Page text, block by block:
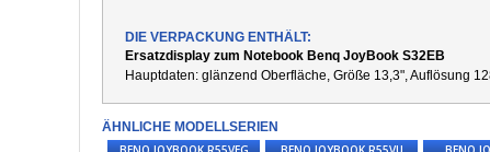
DIE VERPACKUNG ENTHÄLT:
Ersatzdisplay zum Notebook Benq JoyBook S32EB
Hauptdaten: g länzend Oberfläche, Größe 13,3", Auflösung
ÄHNLICHE MODELLSERIEN